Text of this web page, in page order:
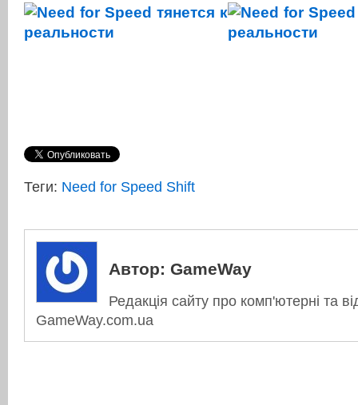
Теги: Need for Speed Shift
Автор: GameWay
Редакція сайту про комп'ютерні та
GameWay.com.ua